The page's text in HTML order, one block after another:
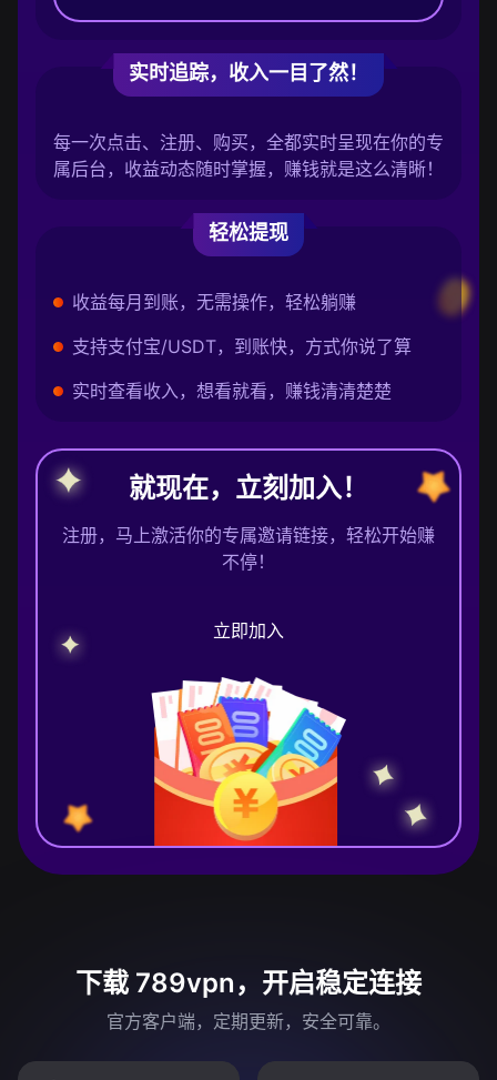
实时追踪，收入一目了然！
每一次点击、注册、购买，全都实时呈现在你的专
属后台，收益动态随时掌握，赚钱就是这么清晰！
轻松提现
收益每月到账，无需操作，轻松躺赚
支持支付宝/USDT，到账快，方式你说了算
实时查看收入，想看就看，赚钱清清楚楚
就现在，立刻加入！
注册，马上激活你的专属邀请链接，轻松开始赚
不停！
立即加入
下载 789vpn，开启稳定连接
官方客户端，定期更新，安全可靠。